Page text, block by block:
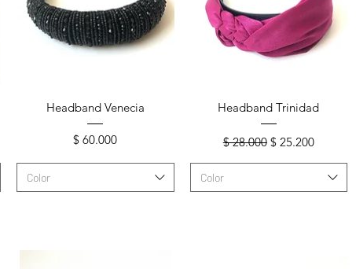
Vista rápida
Headband Venecia
Precio
$ 60.000
Color
Vista rápida
Headband Trinidad
Precio
$ 28.000 Precio de oferta
$ 25.200
Color